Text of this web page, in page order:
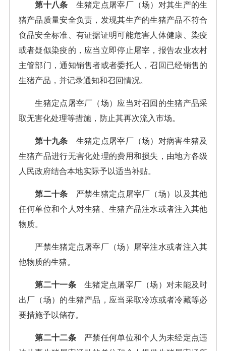
第十八条 生猪定点屠宰厂（场）对其生产的生
猪产品质量安全负责，发现其生产的生猪产品不符合
食品安全标准、有证据证明可能危害人体健康、染疫
或者疑似染疫的，应当立即停止屠宰，报告农业农村
主管部门，通知销售者或者委托人，召回已经销售的
生猪产品，并记录通知和召回情况。
生猪定点屠宰厂（场）应当对召回的生猪产品采
取无害化处理等措施，防止其再次流入市场。
第十九条 生猪定点屠宰厂（场）对病害生猪及
生猪产品进行无害化处理的费用和损失，由地方各级
人民政府结合本地实际予以适当补贴。
第二十条 严禁生猪定点屠宰厂（场）以及其他
任何单位和个人对生猪、生猪产品注水或者注入其他
物质。
严禁生猪定点屠宰厂（场）屠宰注水或者注入其
他物质的生猪。
第二十一条生猪定点屠宰厂（场）对未能及时
出厂（场）的生猪产品，应当采取冷冻或者冷藏等必
要措施予以储存。
第二十二条严禁任何单位和个人为未经定点违